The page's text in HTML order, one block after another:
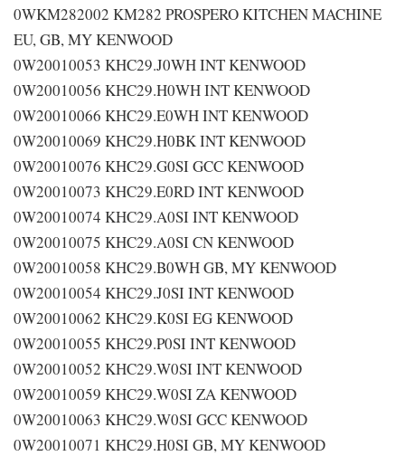
0WKM282002 KM282 PROSPERO KITCHEN MACHINE
EU, GB, MY KENWOOD
0W20010053 KHC29.J0WH INT KENWOOD
0W20010056 KHC29.H0WH INT KENWOOD
0W20010066 KHC29.E0WH INT KENWOOD
0W20010069 KHC29.H0BK INT KENWOOD
0W20010076 KHC29.G0SI GCC KENWOOD
0W20010073 KHC29.E0RD INT KENWOOD
0W20010074 KHC29.A0SI INT KENWOOD
0W20010075 KHC29.A0SI CN KENWOOD
0W20010058 KHC29.B0WH GB, MY KENWOOD
0W20010054 KHC29.J0SI INT KENWOOD
0W20010062 KHC29.K0SI EG KENWOOD
0W20010055 KHC29.P0SI INT KENWOOD
0W20010052 KHC29.W0SI INT KENWOOD
0W20010059 KHC29.W0SI ZA KENWOOD
0W20010063 KHC29.W0SI GCC KENWOOD
0W20010071 KHC29.H0SI GB, MY KENWOOD